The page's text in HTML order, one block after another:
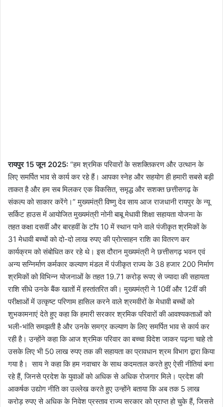
रायपुर 15 जून 2025: “हम श्रमिक परिवारों के सशक्तिकरण और उत्थान के
लिए समर्पित भाव से कार्य कर रहे हैं। आपका स्नेह और सहयोग ही हमारी सबसे बड़ी
ताकत है और हम सब मिलकर एक विकसित, समृद्ध और सशक्त छत्तीसगढ़ के
संकल्प को साकार करेंगे।” मुख्यमंत्री विष्णु देव साय आज राजधानी रायपुर के न्यू
सर्किट हाउस में आयोजित मुख्यमंत्री नोनी बाबू मेधावी शिक्षा सहायता योजना के
तहत कक्षा दसवीं और बारहवीं के टॉप 10 में स्थान पाने वाले पंजीकृत श्रमिकों के
31 मेधावी बच्चों को दो-दो लाख रुपए की प्रोत्साहन राशि का वितरण कर
कार्यक्रम को संबोधित कर रहे थे। इस दौरान मुख्यमंत्री ने छत्तीसगढ़ भवन एवं
अन्य सन्निर्माण कर्मकार कल्याण मंडल में पंजीकृत राज्य के 38 हजार 200 निर्माण
श्रमिकों को विभिन्न योजनाओं के तहत 19.71 करोड़ रूपए से ज्यादा की सहायता
राशि सीधे उनके बैंक खातों में हस्तांतरित की। मुख्यमंत्री ने 10वीं और 12वीं की
परीक्षाओं में उत्कृष्ट परिणाम हासिल करने वाले श्रमवीरों के मेधावी बच्चों को
शुभकामनाएं देते हुए कहा कि हमारी सरकार श्रमिक परिवारों की आवश्यकताओं को
भली-भांति समझती है और उनके समग्र कल्याण के लिए समर्पित भाव से कार्य कर
रही है। उन्होंने कहा कि आज श्रमिक परिवार का बच्चा विदेश जाकर पढ़ना चाहे तो
उसके लिए भी 50 लाख रुपए तक की सहायता का प्रावधान श्रम विभाग द्वारा किया
गया है। साय ने कहा कि हम नवाचार के साथ कदमताल करते हुए ऐसी नीतियां बना
रहे हैं, जिनसे प्रदेश के युवाओं को अधिक से अधिक रोजगार मिले। प्रदेश की
आकर्षक उद्योग नीति का उल्लेख करते हुए उन्होंने बताया कि अब तक 5 लाख
करोड़ रुपए से अधिक के निवेश प्रस्ताव राज्य सरकार को प्राप्त हो चुके हैं, जिससे